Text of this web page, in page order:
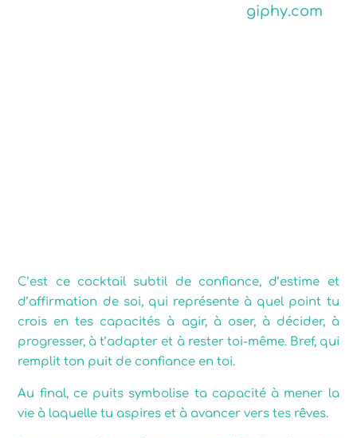
giphy.com
C’est ce cocktail subtil de confiance, d’estime et
d’affirmation de soi, qui représente à quel point tu
crois en tes capacités à agir, à oser, à décider, à
progresser, à t’adapter et à rester toi-même. Bref, qui
remplit ton puit de confiance en toi.
Au final, ce puits symbolise ta capacité à mener la
vie à laquelle tu aspires et à avancer vers tes rêves.